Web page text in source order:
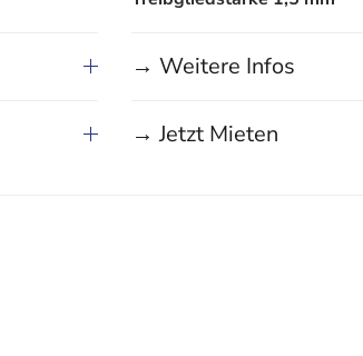
→ Weitere Infos
→ Jetzt Mieten